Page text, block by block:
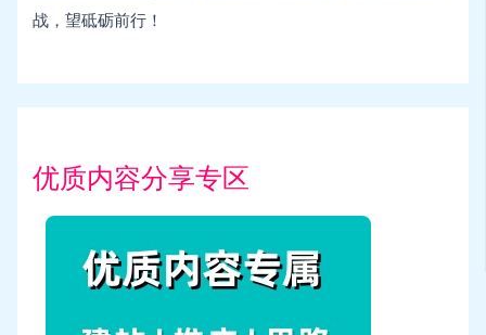
战，望砥砺前行！
优质内容分享专区